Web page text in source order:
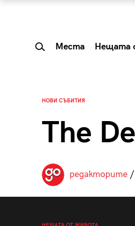
Места Нещата
НОВИ СЪБИТИЯ
The
редакторите/